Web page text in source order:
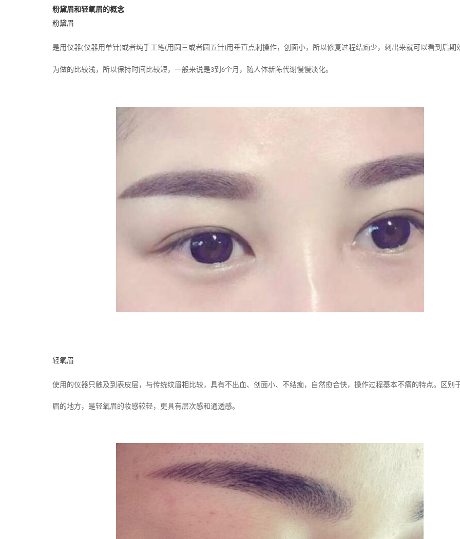
粉黛眉和轻氧眉的概念
粉黛眉
是用仪器(仪器用单针)或者纯手工笔(用圆三或者圆五针)用垂直点刺操作，创面小，所以修复过程结痂少， 刺出来就可以看到后期
为做的比较浅，所以保持时间比较短，一般来说是3到 6个月，随人体新陈代谢慢慢淡化。
轻氧眉
使用的仪器只触及到表皮层，与传统纹眉相比较，具有不出血、创面小、不结痂，自然愈合快，操作过程基本不痛的特点。区别
眉的地方，是轻氧眉的妆感较轻，更具有层次感和通透感。